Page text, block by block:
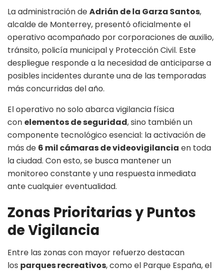
La administración deAdrián de la Garza Santos,
alcalde de Monterrey, presentó oficialmente el
operativo acompañado por corporaciones de auxilio,
tránsito, policía municipal y Protección Civil. Este
despliegue responde a la necesidad de anticiparse a
posibles incidentes durante una de las temporadas
más concurridas del año.
El operativo no solo abarca vigilancia física
con elementos de seguridad, sino también un
componente tecnológico esencial: la activación de
más de 6 mil cámaras de videovigilancia en toda
la ciudad. Con esto, se busca mantener un
monitoreo constante y una respuesta inmediata
ante cualquier eventualidad.
Zonas Prioritarias y Puntos
de Vigilancia
Entre las zonas con mayor refuerzo destacan
los parques recreativos, como el Parque España, el